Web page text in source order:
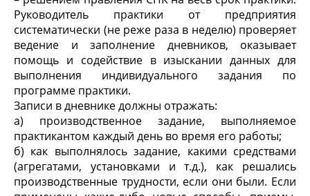
Руководитель практики от предприятия
систематически (не реже раза в неделю) проверяет
ведение и заполнение дневников, оказывает
помощь и содействие в изыскании данных для
выполнения индивидуального задания по
программе практики.
Записи в дневнике должны отражать:
а) производственное задание, выполняемое
практикантом каждый день во время его работы;
б) как выполнялось задание, какими средствами
(агрегатами, установками и т.д.), как решались
производственные трудности, если они были. Если